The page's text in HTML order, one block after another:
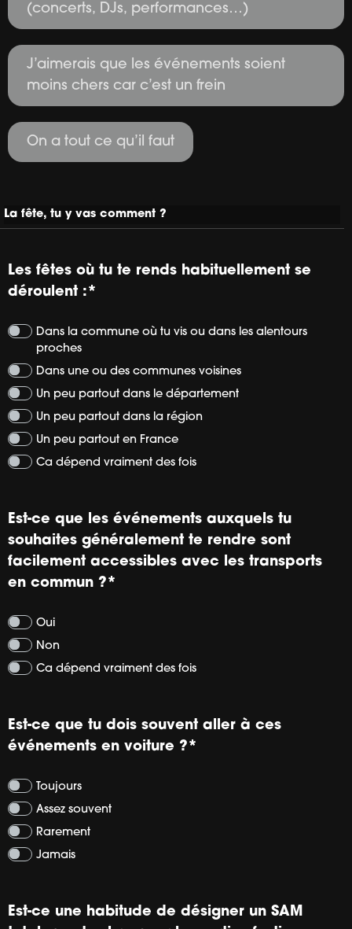
(concerts, DJs, performances…)
J’aimerais que les événements soient
moins chers car c’est un frein
On a tout ce qu’il faut
La fête, tu y vas comment ?
Les fêtes où tu te rends habituellement se
déroulent :*
Dans la commune où tu vis ou dans les alentours
proches
Dans une ou des communes voisines
Un peu partout dans le département
Un peu partout dans la région
Un peu partout en France
Ca dépend vraiment des fois
Est-ce que les événements auxquels tu
souhaites généralement te rendre sont
facilement accessibles avec les transports
en commun ?*
Oui
Non
Ca dépend vraiment des fois
Est-ce que tu dois souvent aller à ces
événements en voiture ?*
Toujours
Assez souvent
Rarement
Jamais
Est-ce une habitude de désigner un SAM